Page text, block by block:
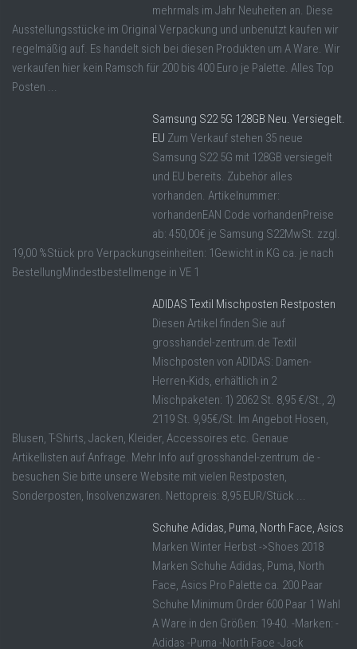
mehrmals im Jahr Neuheiten an. Diese
Ausstellungsstücke im Original Verpackung und unbenutzt kaufen wir
regelmäßig auf. Es handelt sich bei diesen Produkten um A Ware. Wir
verkaufen hier kein Ramsch für 200 bis 400 Euro je Palette. Alles Top
Posten ...
Samsung S22 5G 128GB Neu. Versiegelt.
EU Zum Verkauf stehen 35 neue
Samsung S22 5G mit 128GB versiegelt
und EU bereits. Zubehör alles
vorhanden. Artikelnummer:
vorhandenEAN Code vorhandenPreise
ab: 450,00€ je Samsung S22MwSt. zzgl.
19,00 %Stück pro Verpackungseinheiten: 1Gewicht in KG ca. je nach
BestellungMindestbestellmenge in VE 1
ADIDAS Textil Mischposten Restposten
Diesen Artikel finden Sie auf
grosshandel-zentrum.de Textil
Mischposten von ADIDAS: Damen-
Herren-Kids, erhältlich in 2
Mischpaketen: 1) 2062 St. 8,95 €/St., 2)
2119 St. 9,95€/St. Im Angebot Hosen,
Blusen, T-Shirts, Jacken, Kleider, Accessoires etc. Genaue
Artikellisten auf Anfrage. Mehr Info auf grosshandel-zentrum.de -
besuchen Sie bitte unsere Website mit vielen Restposten,
Sonderposten, Insolvenzwaren. Nettopreis: 8,95 EUR/Stück ...
Schuhe Adidas, Puma, North Face, Asics
Marken Winter Herbst ->Shoes 2018
Marken Schuhe Adidas, Puma, North
Face, Asics Pro Palette ca. 200 Paar
Schuhe Minimum Order 600 Paar 1 Wahl
A Ware in den Größen: 19-40. -Marken: -
Adidas -Puma -North Face -Jack